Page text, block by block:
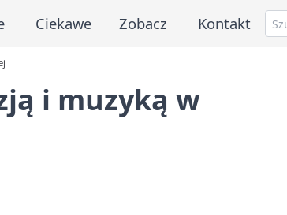
Ciekawe Zobacz Kontakt
i muzyką w